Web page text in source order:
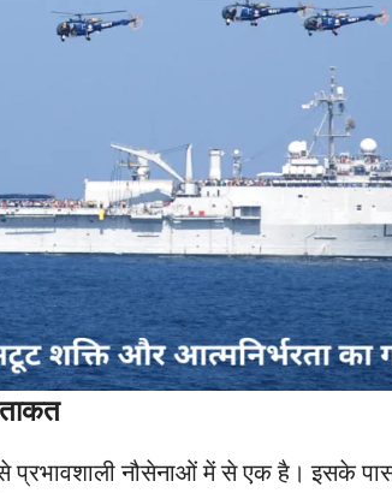
प्रभावशाली नौसेनाओं में से एक है। इसके पास